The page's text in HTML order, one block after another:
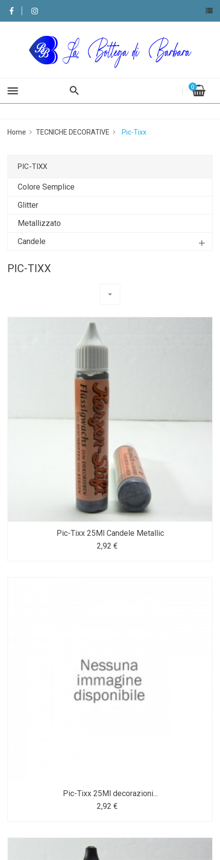
menu 0
Home TECNICHE DECORATIVE Pic-Tixx
PIC-TIXX
Colore Semplice
Glitter
Metallizzato
Candele
add
PIC-TIXX
arrow_drop_down
Pic-Tixx 25Ml Candele Metallic
2,92 €
Pic-Tixx 25Ml decorazioni...
2,92 €